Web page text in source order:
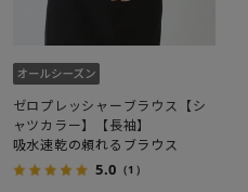
ゼロプレッシャーブラウス【シ
ャツカラー】【長袖】
吸水速乾の頼れるブラウス
5.0 （1）